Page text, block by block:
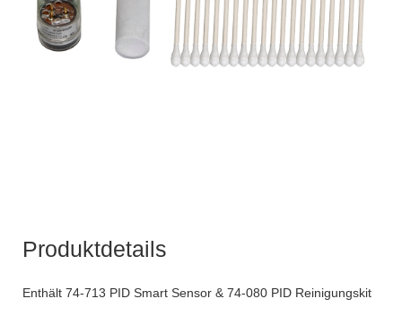
Produktdetails
Enthält 74-713 PID Smart Sensor & 74-080 PID Reinigungskit